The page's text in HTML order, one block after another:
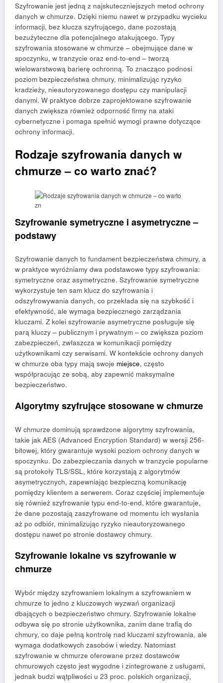
Szyfrowanie jest jedną z najskuteczniejszych metod ochrony
danych w chmurze. Dzięki niemu nawet w przypadku wycieku
informacji, bez klucza szyfrującego, dane pozostają
bezużyteczne dla potencjalnego atakującego. Typy
szyfrowania stosowane w chmurze – obejmujące dane w
spoczynku, w tranzycie oraz end-to-end – tworzą
wielowarstwową barierę ochronną. To znacząco podnosi
poziom bezpieczeństwa chmury, minimalizując ryzyko
kradzieży, nieautoryzowanego dostępu czy manipulacji
danymi. W praktyce dobrze zaprojektowane szyfrowanie
danych zwiększa również odporność firmy na ataki
cybernetyczne i pomaga spełnić wymogi prawne dotyczące
ochrony informacji.
Rodzaje szyfrowania danych w
chmurze – co warto znać?
Szyfrowanie symetryczne i asymetryczne –
podstawy
Szyfrowanie danych to fundament bezpieczeństwa chmury, a
w praktyce wyróżniamy dwa podstawowe typy szyfrowania:
symetryczne oraz asymetryczne. Szyfrowanie symetryczne
wykorzystuje ten sam klucz do szyfrowania i
odszyfrowywania danych, co przekłada się na szybkość i
efektywność, ale wymaga bezpiecznego zarządzania
kluczami. Z kolei szyfrowanie asymetryczne posługuje się
parą kluczy – publicznym i prywatnym – co zwiększa poziom
zabezpieczeń, zwłaszcza w komunikacji pomiędzy
użytkownikami czy serwisami. W kontekście ochrony danych
w chmurze oba typy mają swoje miejsce, często
współpracując ze sobą, aby zapewnić maksymalne
bezpieczeństwo.
Algorytmy szyfrujące stosowane w chmurze
W chmurze dominują sprawdzone algorytmy szyfrowania,
takie jak AES (Advanced Encryption Standard) w wersji 256-
bitowej, który gwarantuje wysoki poziom ochrony danych w
spoczynku. Do zabezpieczania danych w tranzycie popularne
są protokoły TLS/SSL, które korzystają z algorytmów
asymetrycznych, zapewniając bezpieczną komunikację
pomiędzy klientem a serwerem. Coraz częściej implementuje
się również szyfrowanie typu end-to-end, które gwarantuje,
że dane pozostają zaszyfrowane od momentu ich wysłania
aż po odbiór, minimalizując ryzyko nieautoryzowanego
dostępu nawet po stronie dostawcy chmury.
Szyfrowanie lokalne vs szyfrowanie w
chmurze
Wybór między szyfrowaniem lokalnym a szyfrowaniem w
chmurze to jedno z kluczowych wyzwań organizacji
dbających o bezpieczeństwo chmury. Szyfrowanie lokalne
odbywa się po stronie użytkownika, zanim dane trafią do
chmury, co daje pełną kontrolę nad kluczami szyfrowania, ale
wymaga dodatkowych zasobów i wiedzy. Natomiast
szyfrowanie w chmurze oferowane przez dostawców
chmurowych często jest wygodne i zintegrowane z usługami,
jednak budzi wątpliwości u 23 proc. polskich organizacji,